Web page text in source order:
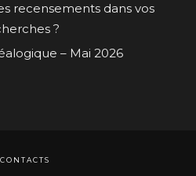
recensements dans vos
?
– Mai 2026
CONTACTS